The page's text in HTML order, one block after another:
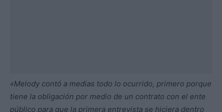
«Melody contó a medias todo lo ocurrido, primero porque
tiene la obligación por medio de un contrato con el ente
público para que la primera entrevista se hiciera dentro